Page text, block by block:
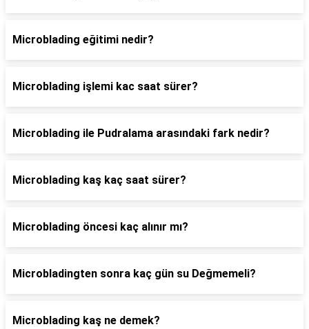
Microblading eğitimi nedir?
Microblading işlemi kac saat sürer?
Microblading ile Pudralama arasındaki fark nedir?
Microblading kaş kaç saat sürer?
Microblading öncesi kaç alınır mı?
Microbladingten sonra kaç gün su Değmemeli?
Microblading kaş ne demek?